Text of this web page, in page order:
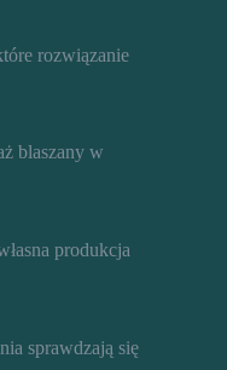
rozwiązanie
blaszany w
produkcja
sprawdzają się